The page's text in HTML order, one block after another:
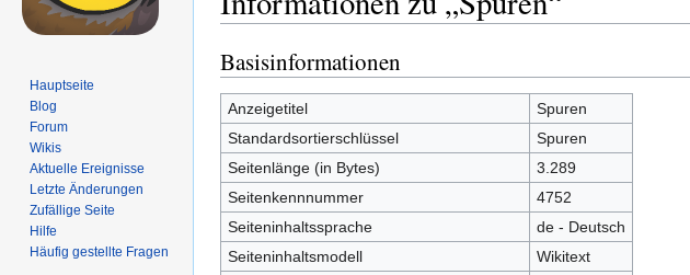
Zur
Navigation
springen
Zur
Suche
springen
Basisinformationen
Anzeigetitel
Spuren
Standardsortierschlüssel
Spuren
Seitenlänge (in Bytes)
3.289
Seitenkennnummer
4752
Seiteninhaltssprache
de - Deutsch
Seiteninhaltsmodell
Wikitext
Hauptseite
Blog
Forum
Wikis
Aktuelle Ereignisse
Letzte Änderungen
Zufällige Seite
Hilfe
Häufig gestellte Fragen